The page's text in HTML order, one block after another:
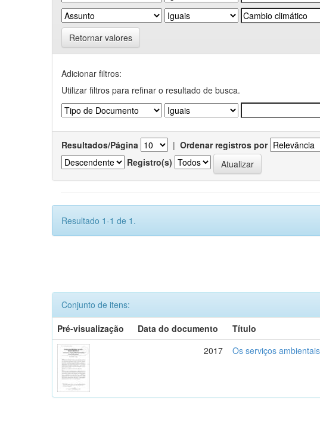
Retornar valores
Adicionar filtros:
Utilizar filtros para refinar o resultado de busca.
Resultados/Página | Ordenar registros por
Registro(s)
Resultado 1-1 de 1.
Conjunto de itens:
Pré-visualização
Data do documento Título
2017
Os serviços